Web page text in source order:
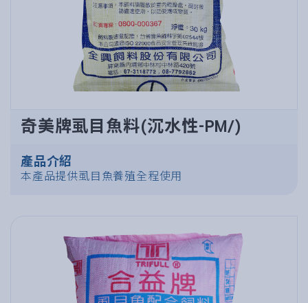
奇美牌虱目魚料(沉水性-PM/)
產品介紹
本產品提供虱目魚養殖全程使用